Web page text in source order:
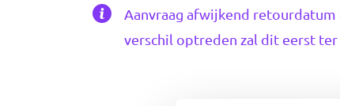
Aanvraag afwijkend retourdatum
verschil optreden zal dit eerst